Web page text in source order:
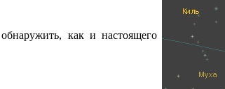
как и настоящего